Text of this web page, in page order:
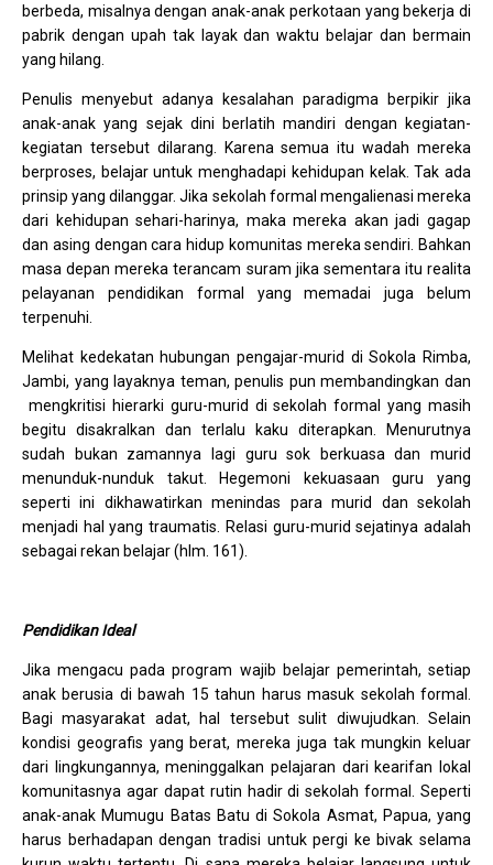
berbeda, misalnya dengan anak-anak perkotaan yang bekerja di
pabrik dengan upah tak layak dan waktu belajar dan bermain
yang hilang.
Penulis menyebut adanya kesalahan paradigma berpikir jika
anak-anak yang sejak dini berlatih mandiri dengan kegiatan-
kegiatan tersebut dilarang. Karena semua itu wadah mereka
berproses, belajar untuk menghadapi kehidupan kelak. Tak ada
prinsip yang dilanggar. Jika sekolah formal mengalienasi mereka
dari kehidupan sehari-harinya, maka mereka akan jadi gagap
dan asing dengan cara hidup komunitas mereka sendiri. Bahkan
masa depan mereka terancam suram jika sementara itu realita
pelayanan pendidikan formal yang memadai juga belum
terpenuhi.
Melihat kedekatan hubungan pengajar-murid di Sokola Rimba,
Jambi, yang layaknya teman, penulis pun membandingkan dan
mengkritisi hierarki guru-murid di sekolah formal yang masih
begitu disakralkan dan terlalu kaku diterapkan. Menurutnya
sudah bukan zamannya lagi guru sok berkuasa dan murid
menunduk-nunduk takut. Hegemoni kekuasaan guru yang
seperti ini dikhawatirkan menindas para murid dan sekolah
menjadi hal yang traumatis. Relasi guru-murid sejatinya adalah
sebagai rekan belajar (hlm. 161).
Pendidikan Ideal
Jika mengacu pada program wajib belajar pemerintah, setiap
anak berusia di bawah 15 tahun harus masuk sekolah formal.
Bagi masyarakat adat, hal tersebut sulit diwujudkan. Selain
kondisi geografis yang berat, mereka juga tak mungkin keluar
dari lingkungannya, meninggalkan pelajaran dari kearifan lokal
komunitasnya agar dapat rutin hadir di sekolah formal. Seperti
anak-anak Mumugu Batas Batu di Sokola Asmat, Papua, yang
harus berhadapan dengan tradisi untuk pergi ke bivak selama